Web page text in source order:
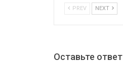
PREV NEXT
Оставьте ответ